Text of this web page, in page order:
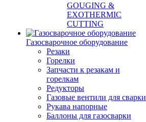
GOUGING &
EXOTHERMIC
CUTTING
Газосварочное оборудование
Резаки
Горелки
Запчасти к резакам и
горелкам
Редукторы
Газовые вентили для сварки
Рукава напорные
Баллоны для газосварки